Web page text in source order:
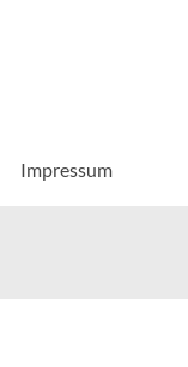
Impressum